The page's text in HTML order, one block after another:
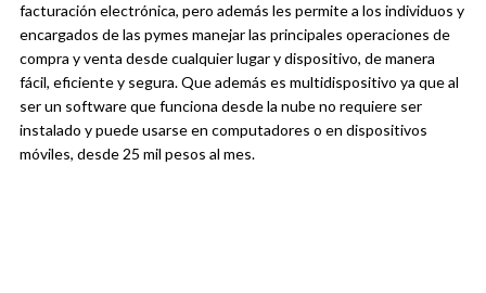
facturación electrónica, pero además les permite a los individuos y
encargados de las pymes manejar las principales operaciones de
compra y venta desde cualquier lugar y dispositivo, de manera
fácil, eficiente y segura. Que además es multidispositivo ya que al
ser un software que funciona desde la nube no requiere ser
instalado y puede usarse en computadores o en dispositivos
móviles, desde 25 mil pesos al mes.